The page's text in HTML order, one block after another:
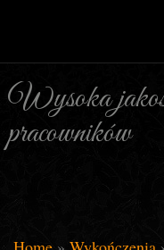
Wysoka
pracowników